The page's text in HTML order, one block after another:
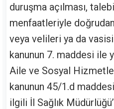
duruşma açılması,
menfaatleriyle
veya velileri ya da vasisi
kanunun 7. maddesi ile
Aile ve Sosyal
kanunun 45/1.d
ilgili İl Sağlık